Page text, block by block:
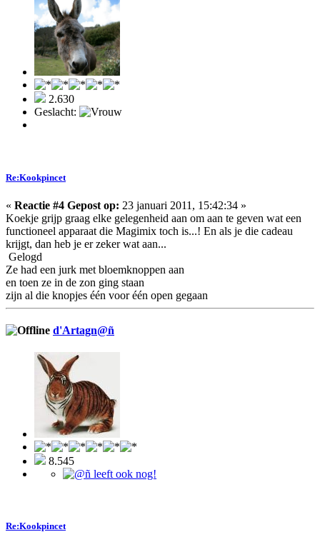
2.630
Geslacht:
Re:Kookpincet
« Reactie #4 Gepost op: 23 januari 2011, 15:42:34 »
Koekje grijp graag elke gelegenheid aan om aan te geven wat een
functioneel apparaat die Magimix toch is...! En als je die cadeau
krijgt, dan heb je er zeker wat aan...
Gelogd
Ze had een jurk met bloemknoppen aan
en toen ze in de zon ging staan
zijn al die knopjes één voor één open gegaan
d'Artagn@ñ
8.545
Re:Kookpincet